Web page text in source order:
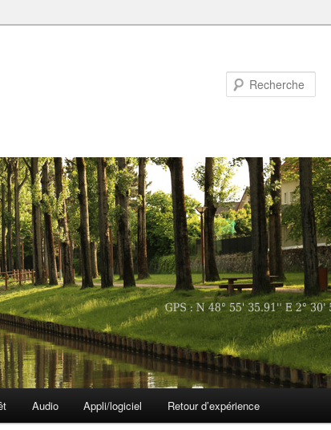
Audio Appli/logiciel Retour d’expérience